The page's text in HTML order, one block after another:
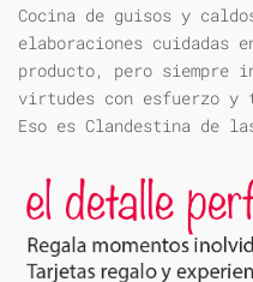
Cocina de guisos y
elaboraciones cuidadas
producto, pero siempre
virtudes con esfuerzo y
Eso es Clandestina de